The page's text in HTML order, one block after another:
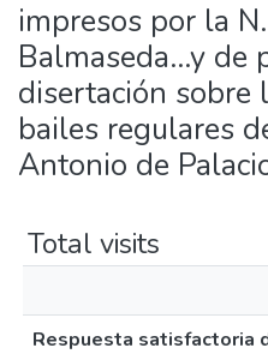
impresos por la
Balmaseda...y de
disertación sobre
bailes regulares
Antonio de
Total visits
Respuesta satisfactoria